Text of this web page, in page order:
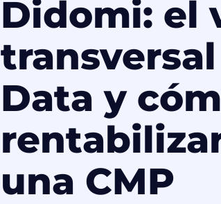
Didomi: el
Data y
una CMP